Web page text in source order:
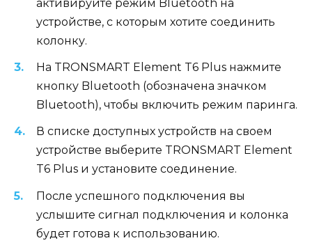
активируйте режим Bluetooth на
устройстве, с которым хотите соединить
колонку.
На TRONSMART Element T6 Plus нажмите
кнопку Bluetooth (обозначена значком
Bluetooth), чтобы включить режим паринга.
В списке доступных устройств на своем
устройстве выберите TRONSMART Element
T6 Plus и установите соединение.
После успешного подключения вы
услышите сигнал подключения и колонка
будет готова к использованию.